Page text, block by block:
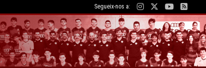
Segueix-nos a: